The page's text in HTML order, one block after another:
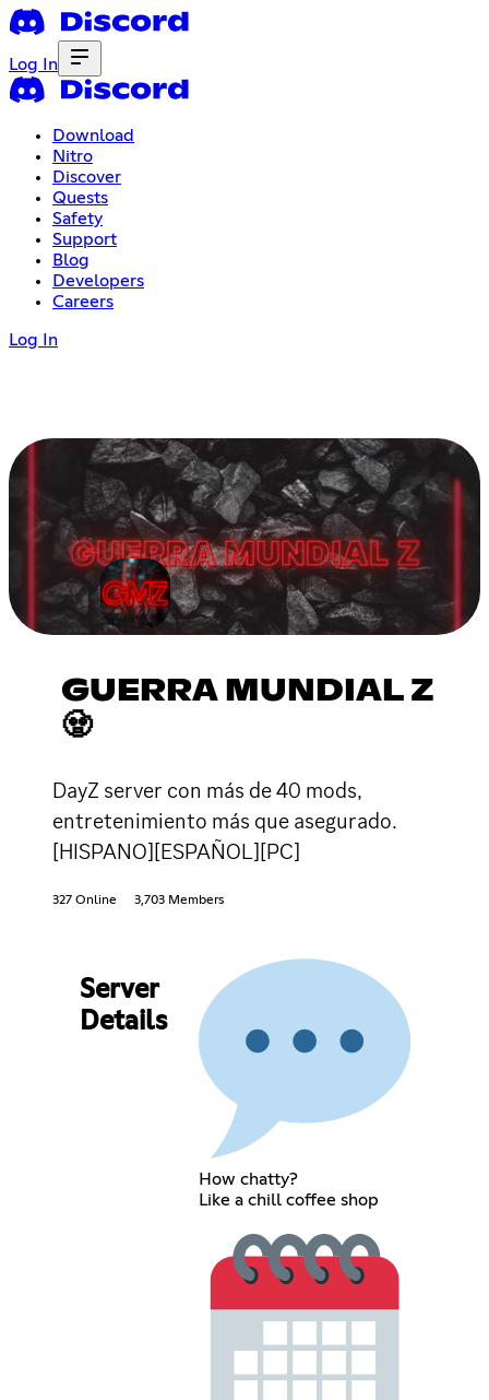
Log In
Download
Nitro
Discover
Quests
Safety
Support
Blog
Developers
Careers
Log In
GUERRA MUNDIAL Z
🧟
DayZ server con más de 40 mods,
entretenimiento más que asegurado.
[HISPANO][ESPAÑOL][PC]
327 Online 3,703 Members
Server
Details
How chatty?
Like a chill coffee shop